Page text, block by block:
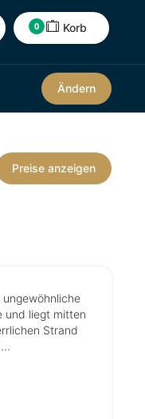
0 Korb
Ändern
Preise anzeigen
ungewöhnliche
und liegt mitten
Strand